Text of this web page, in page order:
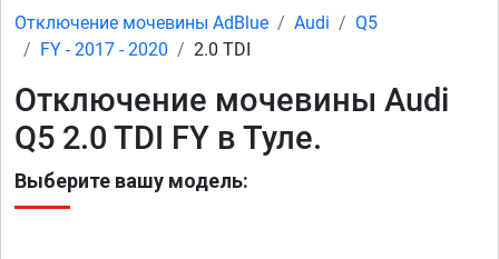
Отключение мочевины AdBlue Audi
Q5
FY - 2017 - 2020
2.0 TDI
Отключение мочевины Audi
Q5 2.0 TDI FY в Туле.
Выберите вашу модель: